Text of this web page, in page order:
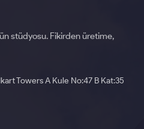
stüdyosu. Fikirden üretime,
Towers A Kule No:47 B Kat:35